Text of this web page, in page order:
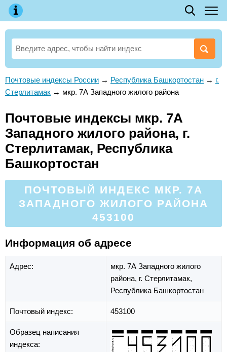
Почтовые индексы России → Республика Башкортостан → г.
Стерлитамак → мкр. 7А Западного жилого района
Почтовые индексы мкр. 7А
Западного жилого района, г.
Стерлитамак, Республика
Башкортостан
ПОЧТОВЫЙ ИНДЕКС МКР. 7А
ЗАПАДНОГО ЖИЛОГО РАЙОНА
453100
Информация об адресе
Адрес:
мкр. 7А Западного жилого
района, г. Стерлитамак,
Республика Башкортостан
Почтовый индекс: 453100
Образец написания
индекса: